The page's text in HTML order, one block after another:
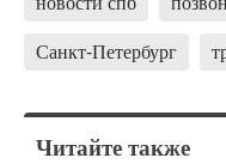
Санкт-Петербург
Читайте также